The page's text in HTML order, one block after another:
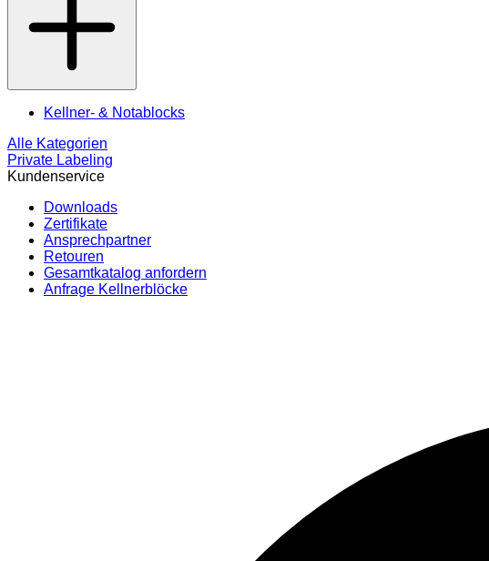
Kellner- & Notablocks
Alle Kategorien
Private Labeling
Kundenservice
Downloads
Zertifikate
Ansprechpartner
Retouren
Gesamtkatalog anfordern
Anfrage Kellnerblöcke